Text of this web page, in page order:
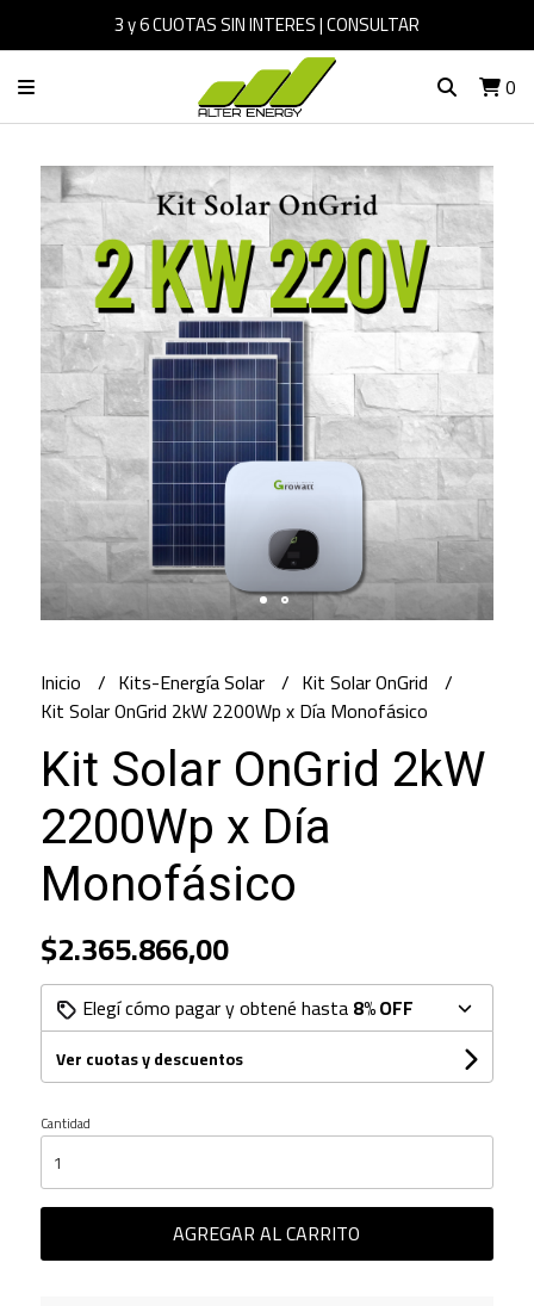
3 y 6 CUOTAS SIN INTERES | CONSULTAR
0
Inicio Kits-Energía Solar
Kit Solar OnGrid
Kit Solar OnGrid 2kW 2200Wp x Día Monofásico
Kit Solar OnGrid 2kW
2200Wp x Día
Monofásico
$2.365.866,00
Elegí cómo pagar y obtené hasta8% OFF
Ver cuotas y descuentos
Cantidad
AGREGAR AL CARRITO